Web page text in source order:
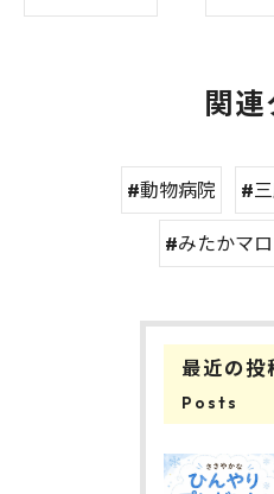
関
#動物病院 #
#みたかマ
最近の投
Posts